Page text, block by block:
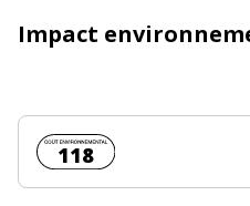
Impact
Coût environnemental :
118